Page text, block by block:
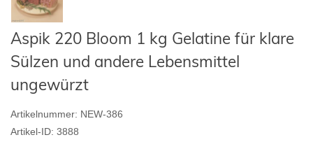
Aspik 220 Bloom 1 kg Gelatine für klare
Sülzen und andere Lebensmittel
ungewürzt
Artikelnummer: NEW-386
Artikel-ID: 3888